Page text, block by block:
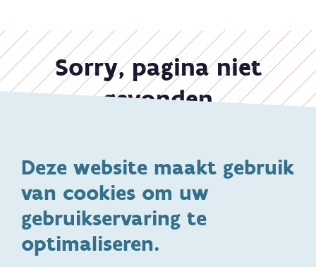
Deze website maakt gebruik
van cookies om uw
gebruikservaring te
optimaliseren.
Overslaan
en
naar
de
Sorry, pagina niet
gevonden
willen je helpen om snel de info te vinden waar je naar
op zoek bent.
Waar
ben
je